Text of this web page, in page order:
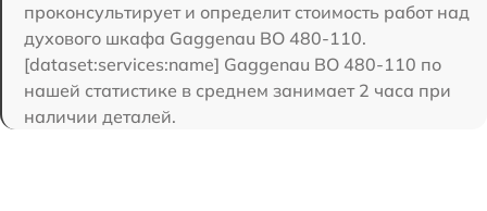
проконсультирует и определит стоимость работ над
духового шкафа Gaggenau BO 480-110.
[dataset:services:name] Gaggenau BO 480-110 по
нашей статистике в среднем занимает 2 часа при
наличии деталей.